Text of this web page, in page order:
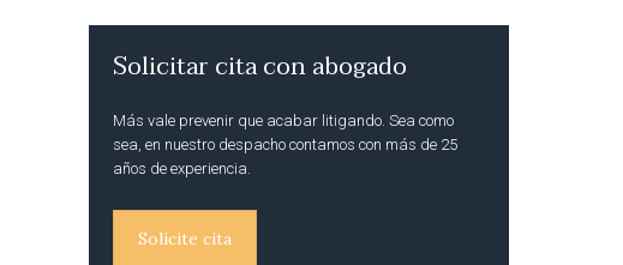
Solicitar cita con abogado
Más vale prevenir que acabar litigando. Sea como
sea, en nuestro despacho contamos con más de 25
años de experiencia.
Solicite cita